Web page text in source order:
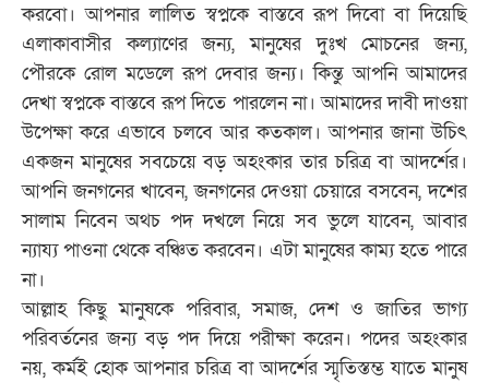
করবো। আপনার লালিত স্বপ্নকে বাস্তবে রূপ দিবো বা দিয়েছি
এলাকাবাসীর কল্যাণের জন্য, মানুষের দুঃখ মোচনের জন্য,
পৌরকে রোল মডেলে রূপ দেবার জন্য। কিন্তু আপনি আমাদের
দেখা স্বপ্নকে বাস্তবে রূপ দিতে পারলেন না। আমাদের দাবী দাওয়া
উপেক্ষা করে এভাবে চলবে আর কতকাল। আপনার জানা উচিৎ
একজন মানুষের সবচেয়ে বড় অহংকার তার চরিত্র বা আদর্শের।
আপনি জনগনের খাবেন, জনগনের দেওয়া চেয়ারে বসবেন, দশের
সালাম নিবেন অথচ পদ দখলে নিয়ে সব ভুলে যাবেন, আবার
ন্যায্য পাওনা থেকে বঞ্চিত করবেন। এটা মানুষের কাম্য হতে পারে
না।
আল্লাহ কিছু মানুষকে পরিবার, সমাজ, দেশ ও জাতির ভাগ্য
পরিবর্তনের জন্য বড় পদ দিয়ে পরীক্ষা করেন। পদের অহংকার
নয়, কর্মই হোক আপনার চরিত্র বা আদর্শের স্মৃতিস্তম্ভ যাতে মানুষ